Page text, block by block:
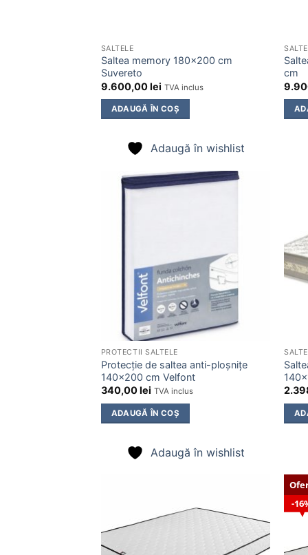
SALTELE
Saltea memory 180×200 cm
Suvereto
9.600,00lei TVA inclus
ADAUGĂ ÎN COȘ
Adaugă în wishlist
cm
PROTECTII SALTELE
Protecție de saltea anti-ploșnițe
140×200 cm Velfont
340,00lei TVA inclus
ADAUGĂ ÎN COȘ
Adaugă în wishlist
Adaugă
în
wishlist